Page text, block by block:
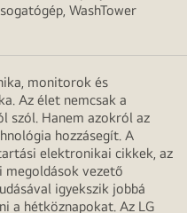
WashTower
monitorok és
Az élet nemcsak a
szól. Hanem azokról az
hozzásegít. A
elektronikai cikkek, az
megoldások vezető
igyekszik jobbá
a hétköznapokat. Az LG